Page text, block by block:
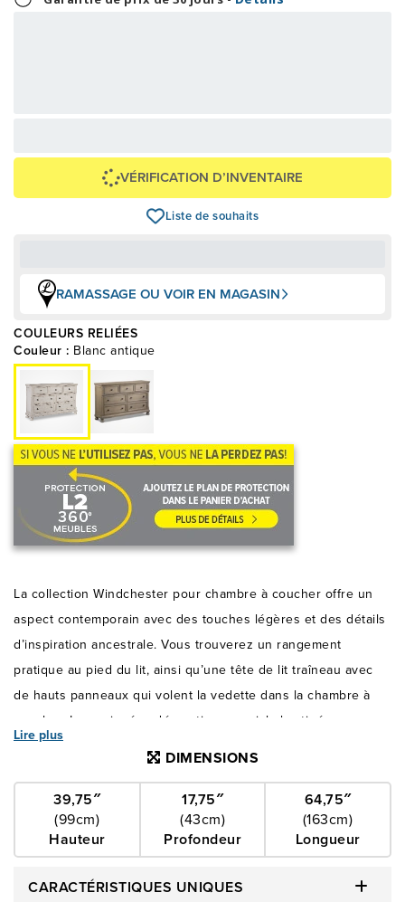
VÉRIFICATION D’INVENTAIRE
Liste de souhaits
RAMASSAGE OU VOIR EN MAGASIN
COULEURS RELIÉES
Couleur : Blanc antique
La collection Windchester pour chambre à coucher offre un
aspect contemporain avec des touches légères et des détails
d’inspiration ancestrale. Vous trouverez un rangement
pratique au pied du lit, ainsi qu’une tête de lit traîneau avec
de hauts panneaux qui volent la vedette dans la chambre à
coucher. Les poignées décoratives en nickel satiné se
mélangent au fini altéré, tandis que des caractéristiques telles
moulures couronnées ajoutent des touches élégantes.
Lire plus
DIMENSIONS
39,75″
(99cm)
Hauteur
17,75″
(43cm)
Profondeur
64,75″
(163cm)
Longueur
CARACTÉRISTIQUES UNIQUES